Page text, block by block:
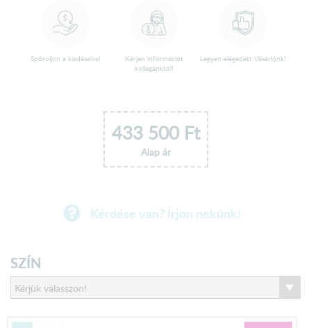
Spóroljon a kiadásaival
Kérjen információt
kollegánktól!
Legyen elégedett Vásárlónk!
433 500Ft
Alap ár
Kérdése van? Írjon nekünk!
SZÍN